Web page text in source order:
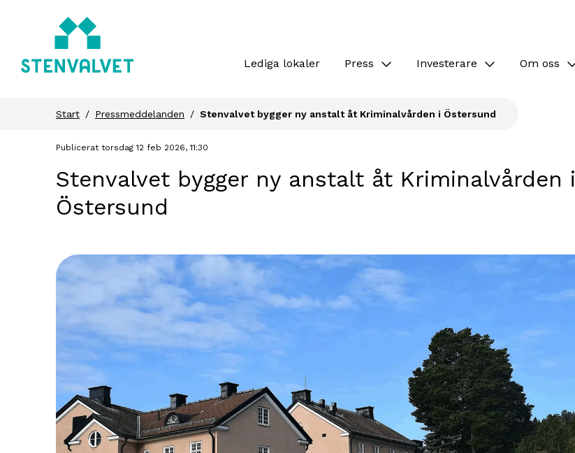
Lediga lokaler Press Investerare Om oss
Start Pressmeddelanden Stenvalvet bygger ny anstalt åt Kriminalvården i Östersund
Publicerat torsdag 12 feb 2026, 11:30
Stenvalvet bygger ny anstalt åt Kriminalvården i
Östersund